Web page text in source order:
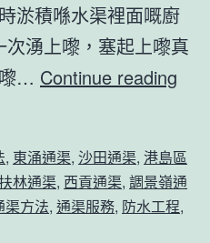
淤積喺水渠裡面嘅廚
湧上嚟，塞起上嚟真
… Continue reading
簡
易
, 東涌通渠, 沙田通渠, 港島區
林通渠, 西貢通渠, 調景嶺通
渠方法, 通渠服務, 防水工程,